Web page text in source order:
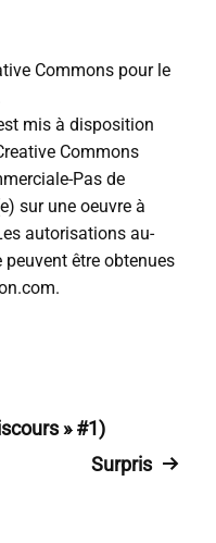
Commons pour le
mis à disposition
Commons
Pas de
sur une oeuvre à
autorisations au-
être obtenues
» #1)
Surpris